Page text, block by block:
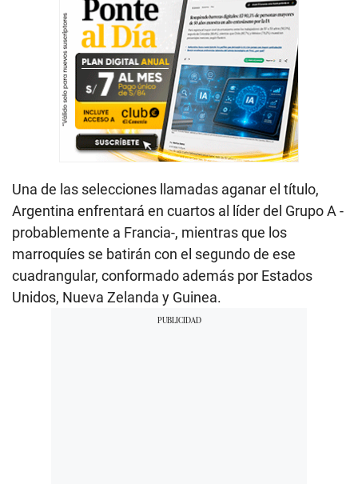
Una de las selecciones llamadas aganar el título,
Argentina enfrentará en cuartos al líder del Grupo A -
probablemente a Francia-, mientras que los
marroquíes se batirán con el segundo de ese
cuadrangular, conformado además por Estados
Unidos, Nueva Zelanda y Guinea.